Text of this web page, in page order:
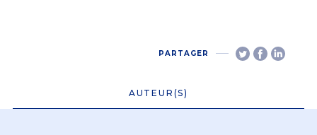
PARTAGER
AUTEUR(S)